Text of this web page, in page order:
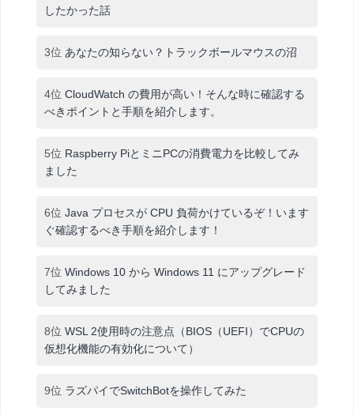
したかった話
3位 あなたの知らない？トラックボールマウスの沼
4位 CloudWatch の費用が高い！そんな時に確認する
べきポイントと手順を紹介します。
5位 Raspberry PiとミニPCの消費電力を比較してみ
ました
6位 Java プロセスが CPU 負荷かけているぞ！います
ぐ確認するべき手順を紹介します！
7位 Windows 10 から Windows 11 にアップグレード
してみました
8位 WSL 2使用時の注意点（BIOS（UEFI）でCPUの
仮想化機能の有効化について）
9位 ラズパイでSwitchBotを操作してみた